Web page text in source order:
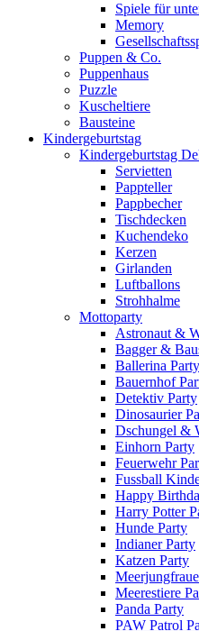
Spiele für
Memory
Puppen & Co.
Puppenhaus
Puzzle
Kuscheltiere
Bausteine
Kindergeburtstag
Kindergeburtstag
Servietten
Pappteller
Pappbecher
Tischdecken
Kuchendeko
Kerzen
Girlanden
Luftballons
Strohhalme
Mottoparty
Astronaut &
Bagger &
Ballerina Party
Bauernhof
Detektiv Party
Dinosaurier
Dschungel &
Einhorn Party
Feuerwehr
Fussball
Happy
Harry Potter
Hunde Party
Indianer Party
Katzen Party
Meerestiere
Panda Party
PAW Patrol